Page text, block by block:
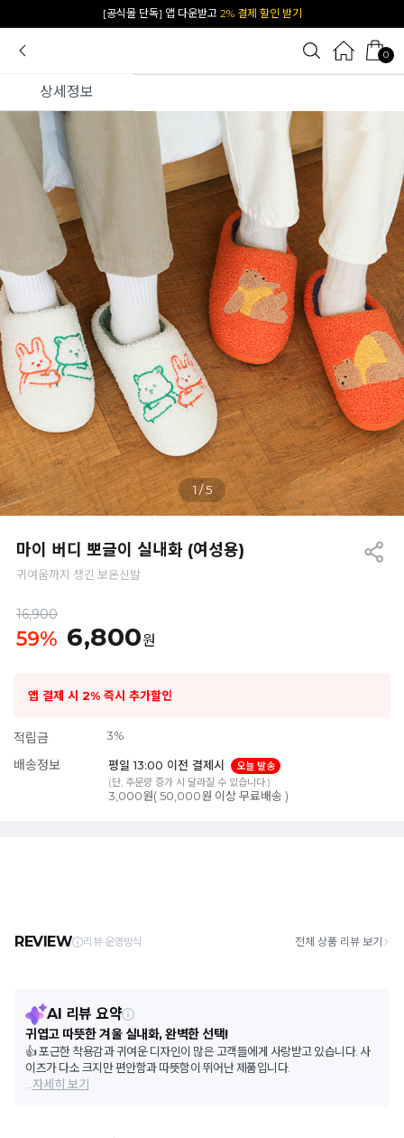
카카오 플친 추가하면1천원 즉시 할인 쿠폰
0
상세정보
1 /5
마이 버디 뽀글이 실내화 (여성용)
귀여움까지 챙긴 보온신발
16,900
59% 6,800원
앱 결제 시 2% 즉시 추가할인
적립금 3%
배송정보 평일 13:00 이전 결제시
오늘 발송
(단, 주문량 증가 시 달라질 수 있습니다.)
3,000원( 50,000원 이상 무료배송 )